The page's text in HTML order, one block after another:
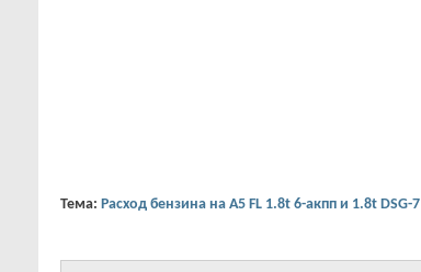
Тема: Расход бензина на А5 FL 1.8t 6-акпп и 1.8t DSG-7